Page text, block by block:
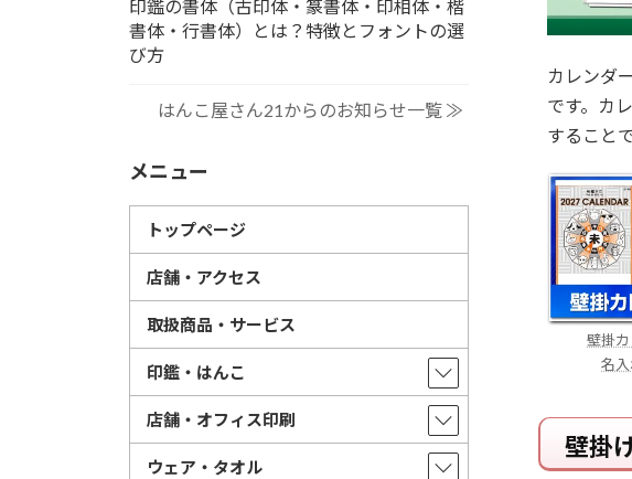
カレンダ
です。カ
すること
壁掛
名
壁掛
印鑑の書体（古印体・篆書体・印相体・楷
書体・行書体）とは？特徴とフォントの選
び方
はんこ屋さん21からのお知らせ一覧 ≫
メニュー
トップページ
店舗・アクセス
取扱商品・サービス
印鑑・はんこ
店舗・オフィス印刷
ウェア・タオル